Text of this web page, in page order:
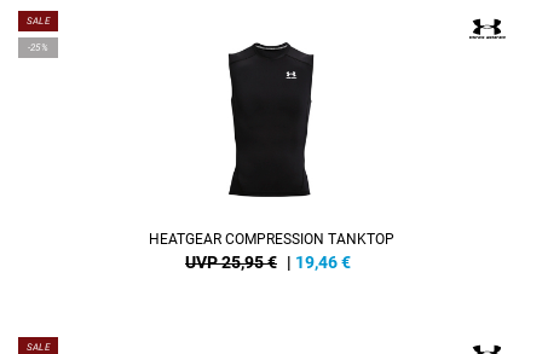
SALE
-25%
HEATGEAR COMPRESSION TANKTOP
UVP 25,95 € | 19,46€
SALE